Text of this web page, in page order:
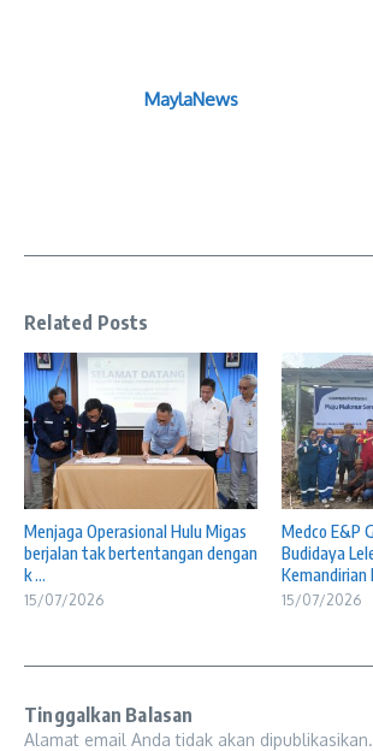
MaylaNews
Related Posts
Menjaga Operasional Hulu Migas
berjalan tak bertentangan dengan
k ...
15/07/2026
Medco E&P
Budidaya
Kemandirian
15/07/2026
Tinggalkan Balasan
Alamat email Anda tidak akan dipublikasikan.